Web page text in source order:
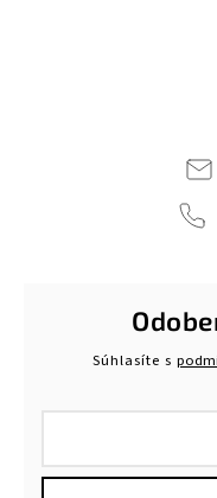
Súhlasíte s